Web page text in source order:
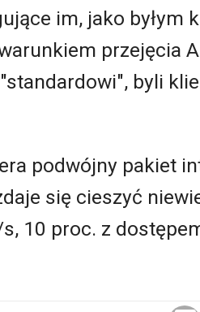
im, jako byłym
przejęcia
byli
podwójny pakiet
się cieszyć
10 proc. z